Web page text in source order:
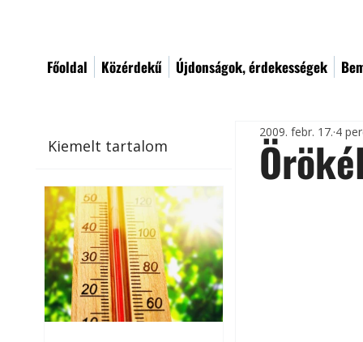
Főoldal Közérdekű Újdonságok, érdekességek
Kiemelt tartalom
2009. febr. 17. 4